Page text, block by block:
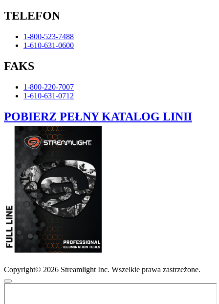
TELEFON
1-800-523-7488
1-610-631-0600
FAKS
1-800-220-7007
1-610-631-0712
POBIERZ PEŁNY KATALOG LINII
Copyright© 2026 Streamlight Inc. Wszelkie prawa zastrzeżone.